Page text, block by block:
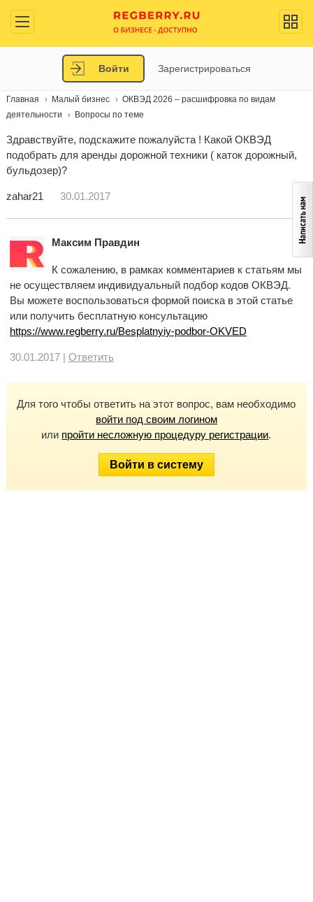
Войти Зарегистрироваться
Главная Малый бизнес
ОКВЭД 2026 – расшифровка по видам
деятельности
Вопросы по теме
Здравствуйте, подскажите пожалуйста ! Какой ОКВЭД
подобрать для аренды дорожной техники ( каток дорожный,
бульдозер)?
zahar21 30.01.2017
Максим Правдин
К сожалению, в рамках комментариев к статьям мы
не осуществляем индивидуальный подбор кодов ОКВЭД.
Вы можете воспользоваться формой поиска в этой статье
или получить бесплатную консультацию
https://www.regberry.ru/Besplatnyiy-podbor-OKVED
30.01.2017 | Ответить
Для того чтобы ответить на этот вопрос, вам необходимо
войти под своим логином
или пройти несложную процедуру регистрации.
Войти в систему